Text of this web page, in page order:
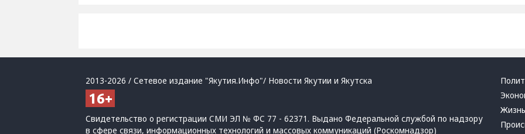
2013-2026 / Сетевое издание "Якутия.Инфо"/ Новости Якутии и Якутска
Свидетельство о регистрации СМИ ЭЛ № ФС 77 - 62371. Выдано Федеральной службой по надзору
в сфере связи, информационных технологий и массовых коммуникаций (Роскомнадзор)